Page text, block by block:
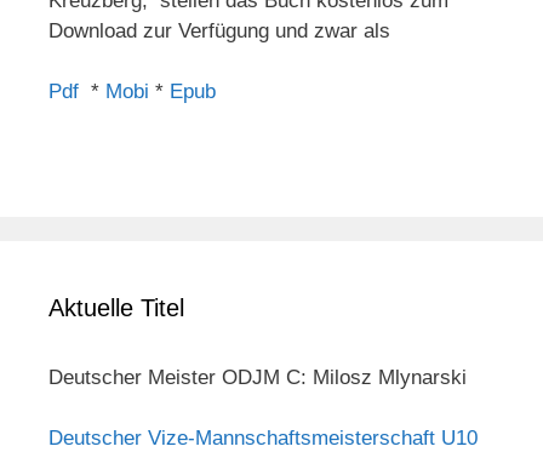
Download zur Verfügung und zwar als
Pdf * Mobi * Epub
Aktuelle Titel
Deutscher Meister ODJM C: Milosz Mlynarski
Deutscher Vize-Mannschaftsmeisterschaft U10